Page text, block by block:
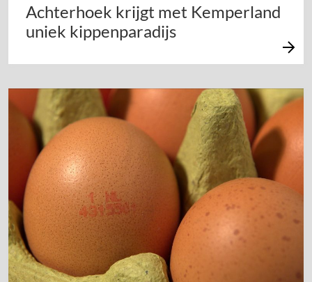
Achterhoek krijgt met Kemperland
uniek kippenparadijs